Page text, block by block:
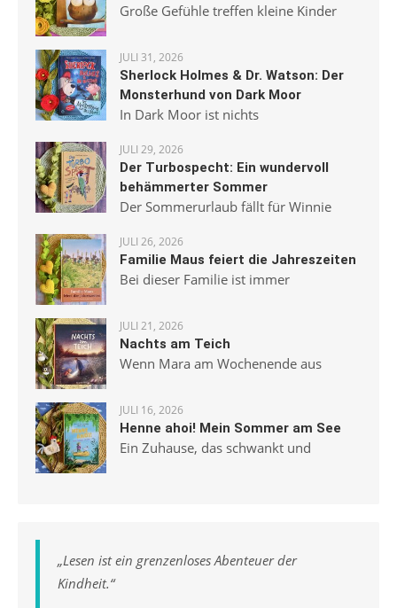
Große Gefühle treffen kleine Kinder
JULI 31, 2026
Sherlock Holmes & Dr. Watson: Der
Monsterhund von Dark Moor
In Dark Moor ist nichts
JULI 29, 2026
Der Turbospecht: Ein wundervoll
behämmerter Sommer
Der Sommerurlaub fällt für Winnie
JULI 26, 2026
Familie Maus feiert die Jahreszeiten
Bei dieser Familie ist immer
JULI 21, 2026
Nachts am Teich
Wenn Mara am Wochenende aus
JULI 16, 2026
Henne ahoi! Mein Sommer am See
Ein Zuhause, das schwankt und
„Lesen ist ein grenzenloses Abenteuer der
Kindheit.“